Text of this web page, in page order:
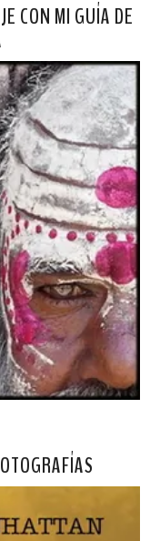
CON MI GUÍA DE